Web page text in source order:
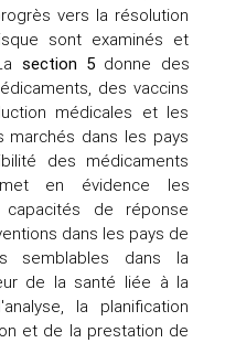
vers la résolution
sont examinés et
section 5donne des
des vaccins
médicales et les
marchés dans les pays
des médicaments
met en évidence les
de réponse
dans les pays de
semblables dans la
de la santé liée à la
la planification
et de la prestation de